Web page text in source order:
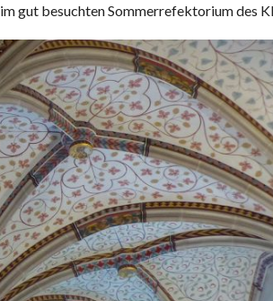
im gut besuchten Sommerrefektorium des